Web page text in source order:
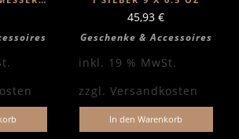
45,93 €
Geschenke & Accessoires
inkl. 19 % MwSt.
zzgl. Versandkosten
In den Warenkorb